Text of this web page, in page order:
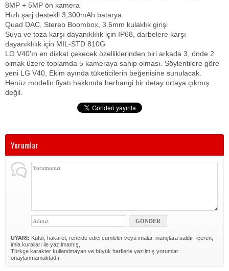
8MP + 5MP ön kamera
Hızlı şarj destekli 3,300mAh batarya
Quad DAC, Stereo Boombox, 3.5mm kulaklık girişi
Suya ve toza karşı dayanıklılık için IP68, darbelere karşı
dayanıklılık için MIL-STD 810G
LG V40’ın en dikkat çekecek özelliklerinden biri arkada 3, önde 2
olmak üzere toplamda 5 kameraya sahip olması. Söylentilere göre
yeni LG V40, Ekim ayında tüketicilerin beğenisine sunulacak.
Henüz modelin fiyatı hakkında herhangi bir detay ortaya çıkmış
değil.
Yorumlar
UYARI: Küfür, hakaret, rencide edici cümleler veya imalar, inançlara saldırı içeren,
imla kuralları ile yazılmamış,
Türkçe karakter kullanılmayan ve büyük harflerle yazılmış yorumlar
onaylanmamaktadır.